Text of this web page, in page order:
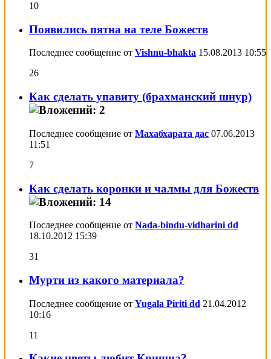
10
Появились пятна на теле Божеств
Последнее сообщение от Vishnu-bhakta 15.08.2013 10:55
26
Как сделать упавиту (брахманский шнур)
Последнее сообщение от Махабхарата дас 07.06.2013
11:51
7
Как сделать коронки и чалмы для Божеств
Последнее сообщение от Nada-bindu-vidharini dd
18.10.2012 15:39
31
Мурти из какого материала?
Последнее сообщение от Yugala Piriti dd 21.04.2012
10:16
11